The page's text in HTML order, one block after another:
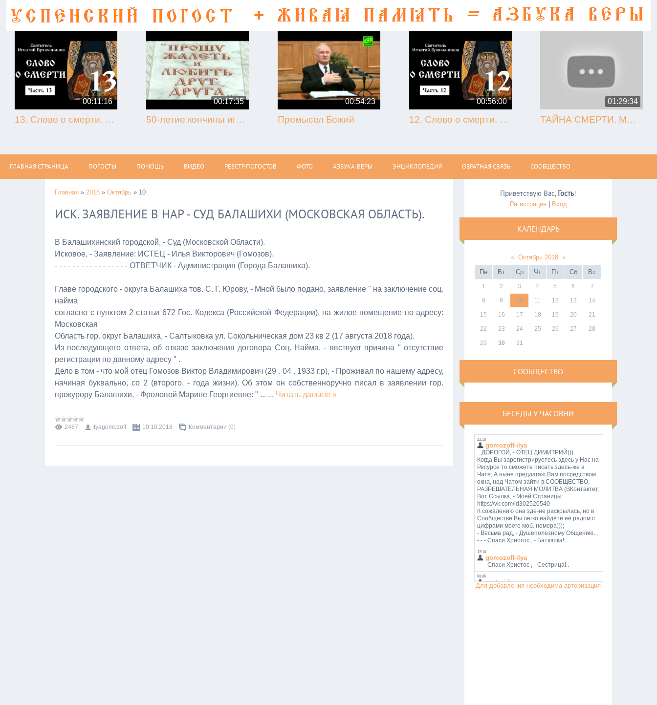
00:11:16
13. Слово о смерти. Игнатий Брянчанинов.
00:17:35
50-летие кончины игумена Никона (Воробьёва) (г. Гагарин, 2013.09.07)
00:54:23
Промысел Божий
00:56:00
12. Слово о смерти. Игнатий Брянчанинов.
01:29:34
ТАЙНА СМЕРТИ. МЫТАРСТВА. ВОСКРЕСЕНИЕ (Олег Стеняев)
ГЛАВНАЯ СТРАНИЦА ПОГОСТЫ ПОМОЩЬ ВИДЕО РЕЕСТР ПОГОСТОВ ФОТО АЗБУКА-ВЕРЫ ЭНЦИКЛОПЕДИЯ ОБРАТНАЯ СВЯЗЬ СООБЩЕСТВО
Главная » 2018 » Октябрь » 10
ИСК. ЗАЯВЛЕНИЕ В НАР - СУД БАЛАШИХИ (МОСКОВСКАЯ ОБЛАСТЬ).
В Балашихинский городской, - Суд (Московской Области).
Исковое, - Заявление: ИСТЕЦ - Илья Викторович (Гомозов).
- - - - - - - - - - - - - - - - - ОТВЕТЧИК - Администрация (Города Балашиха).
Главе городского - округа Балашиха тов. С. Г. Юрову, - Мной было подано, заявление " на заключение соц.
найма
согласно с пунктом 2 статьи 672 Гос. Кодекса (Российской Федерации), на жилое помещение по адресу:
Московская
Область гор. округ Балашиха, - Салтыковка ул. Сокольническая дом 23 кв 2 (17 августа 2018 года).
Из последующего ответа, об отказе заключения договора Соц. Найма, - явствует причина " отсутствие
регистрации по данному адресу " .
Дело в том - что мой отец Гомозов Виктор Владимирович (29 . 04 . 1933 г.р), - Проживал по нашему адресу,
начиная буквально, со 2 (второго, - года жизни). Об этом он собственноручно писал в заявлении гор.
прокурору Балашихи, - Фроловой Марине Георгиевне: " ... ... Читать дальше »
2487 ilyagomozoff 10.10.2018 Комментарии (0)
Приветствую Вас, Гость!
Регистрация Вход
КАЛЕНДАРЬ
« Октябрь 2018 »
Пн
Вт Ср Чт Пт Сб Вс
1 2 3 4 5 6 7
8 9 10 11 12 13 14
15 16 17 18 19 20 21
22 23 24 25 26 27 28
29 30 31
СООБЩЕСТВО
БЕСЕДЫ У ЧАСОВНИ
Для добавления необходима авторизация